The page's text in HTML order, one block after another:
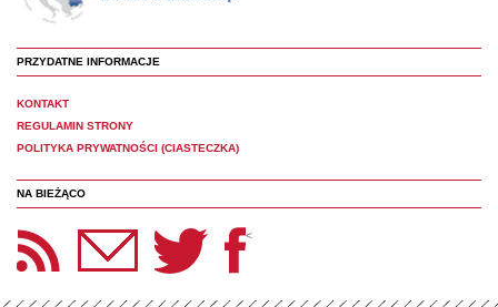
PRZYDATNE INFORMACJE
KONTAKT
REGULAMIN STRONY
POLITYKA PRYWATNOŚCI (CIASTECZKA)
NA BIEŻĄCO
Panoptyka Facebook <